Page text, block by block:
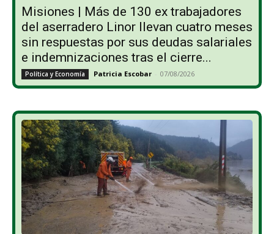
Misiones | Más de 130 ex trabajadores
del aserradero Linor llevan cuatro meses
sin respuestas por sus deudas salariales
e indemnizaciones tras el cierre...
Política y Economía Patricia Escobar - 07/08/2026